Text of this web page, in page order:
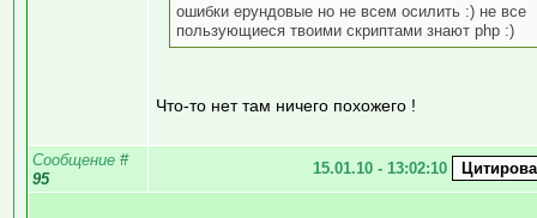
ошибки ерундовые но не всем осилить :) не все
пользующиеся твоими скриптами знают php :)
Что-то нет там ничего похожего !
Сообщение #
95
15.01.10 - 13:02:10